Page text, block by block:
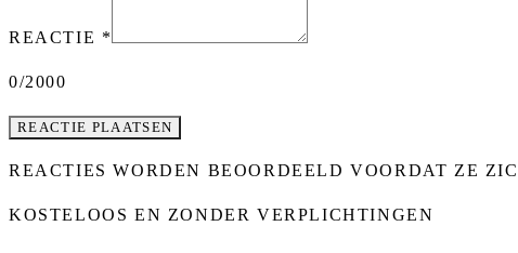
REACTIE *
0/2000
REACTIE PLAATSEN
REACTIES WORDEN BEOORDEELD VOORDAT ZE
KOSTELOOS EN ZONDER VERPLICHTINGEN